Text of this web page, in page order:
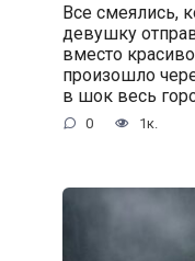
Все смеялись,
девушку
вместо
произошло
в шок весь
0 1к.